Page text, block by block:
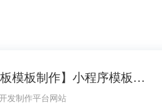
【小程序模板模板制作】小程序模板模板开发平台网站
发制作平台网站